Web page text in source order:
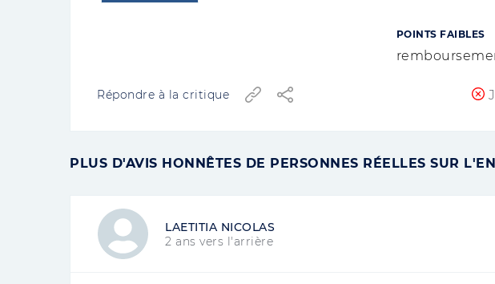
POINTS FAIBLES
Répondre à la critique
PLUS D'AVIS HONNÊTES DE PERSONNES RÉELLES SUR
LAETITIA NICOLAS
2 ans vers l'arrière